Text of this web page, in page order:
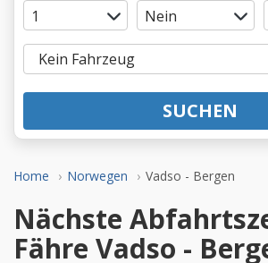
Home Norwegen Vadso - Bergen
SUCHEN
Nächste
Fähre Vadso -